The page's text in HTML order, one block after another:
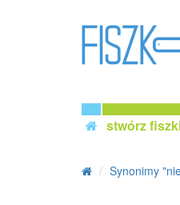
stwórz
Synonimy